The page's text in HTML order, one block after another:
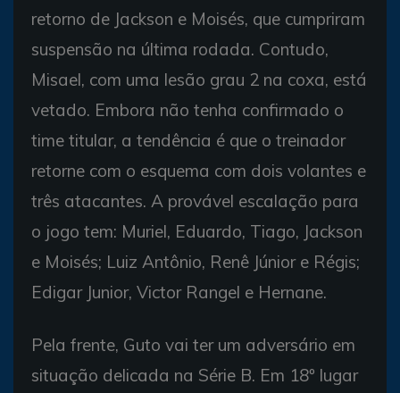
retorno de Jackson e Moisés, que cumpriram
suspensão na última rodada. Contudo,
Misael, com uma lesão grau 2 na coxa, está
vetado. Embora não tenha confirmado o
time titular, a tendência é que o treinador
retorne com o esquema com dois volantes e
três atacantes. A provável escalação para
o jogo tem: Muriel, Eduardo, Tiago, Jackson
e Moisés; Luiz Antônio, Renê Júnior e Régis;
Edigar Junior, Victor Rangel e Hernane.
Pela frente, Guto vai ter um adversário em
situação delicada na Série B. Em 18º lugar